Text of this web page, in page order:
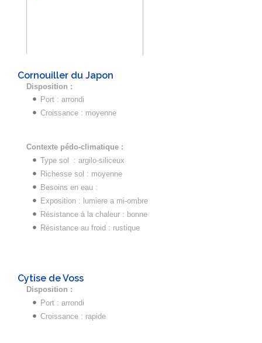
Cornouiller du Japon
Disposition :
Port : arrondi
Croissance : moyenne
Contexte pédo-climatique :
Type sol : argilo-siliceux
Richesse sol : moyenne
Besoins en eau :
Exposition : lumiere a mi-ombre
Résistance à la chaleur : bonne
Résistance au froid : rustique
Cytise de Voss
Disposition :
Port : arrondi
Croissance : rapide